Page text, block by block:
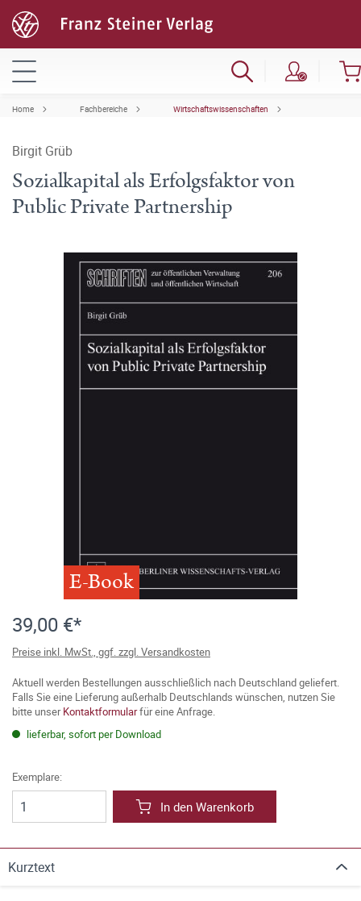
Home Fachbereiche Wirtschaftswissenschaften
Birgit Grüb
Sozialkapital als Erfolgsfaktor von
Public Private Partnership
E-Book
39,00 €*
Preise inkl. MwSt., ggf. zzgl. Versandkosten
Aktuell werden Bestellungen ausschließlich nach Deutschland geliefert.
Falls Sie eine Lieferung außerhalb Deutschlands wünschen, nutzen Sie
bitte unserKontaktformularfür eine Anfrage.
lieferbar, sofort per Download
Exemplare:
In den Warenkorb
Kurztext